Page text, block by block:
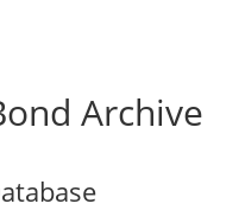
Archive